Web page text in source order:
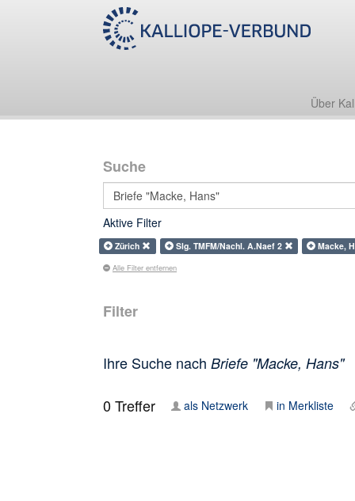
Über
Suche
Aktive Filter
Zürich Slg. TMFM/Nachl. A.Naef 2 Macke,
Alle Filter entfernen
Filter
Ihre Suche nach Briefe "Macke, Hans"
0Treffer als Netzwerk in Merkliste